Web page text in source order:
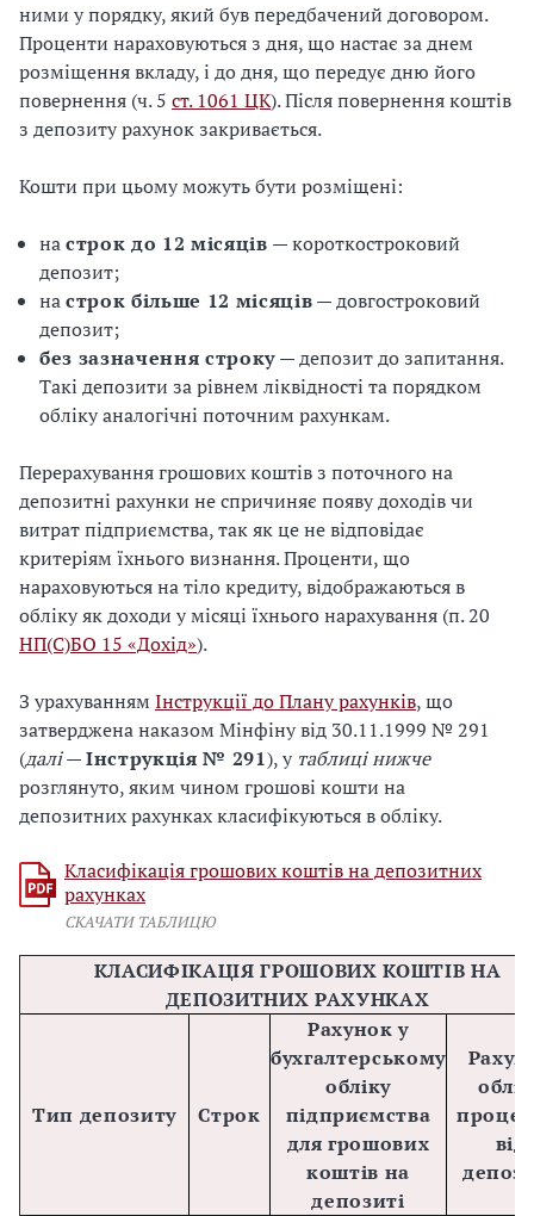
ними у порядку, який був передбачений договором.
Проценти нараховуються з дня, що настає за днем
розміщення вкладу, і до дня, що передує дню його
повернення (ч. 5 ст. 1061 ЦК). Після повернення коштів
з депозиту рахунок закривається.
Кошти при цьому можуть бути розміщені:
настрок до 12 місяців — короткостроковий
депозит;
настрок більше 12 місяців— довгостроковий
депозит;
без зазначення строку— депозит до запитання.
Такі депозити за рівнем ліквідності та порядком
обліку аналогічні поточним рахункам.
Перерахування грошових коштів з поточного на
депозитні рахунки не спричиняє появу доходів чи
витрат підприємства, так як це не відповідає
критеріям їхнього визнання. Проценти, що
нараховуються на тіло кредиту, відображаються в
обліку як доходи у місяці їхнього нарахування (п. 20
НП(С)БО 15 «Дохід»).
З урахуванням Інструкції до Плану рахунків, що
затверджена наказом Мінфіну від 30.11.1999 № 291
(далі—Інструкція № 291), у таблиці нижче
розглянуто, яким чином грошові кошти на
депозитних рахунках класифікуються в обліку.
Класифікація грошових коштів на депозитних
рахунках
СКАЧАТИ ТАБЛИЦЮ
КЛАСИФІКАЦІЯ ГРОШОВИХ КОШТІВ НА
ДЕПОЗИТНИХ РАХУНКАХ
Тип депозиту Строк
Рахунок у
бухгалтерському
обліку
підприємства
для грошових
коштів на
депозиті
від